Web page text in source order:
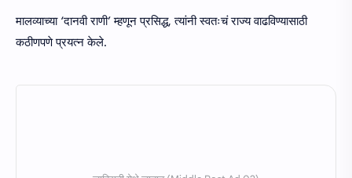
मालव्याच्या ‘दानवी राणी’ म्हणून प्रसिद्ध, त्यांनी स्वतःचं राज्य वाढविण्यासाठी
कठीणपणे प्रयत्न केले.